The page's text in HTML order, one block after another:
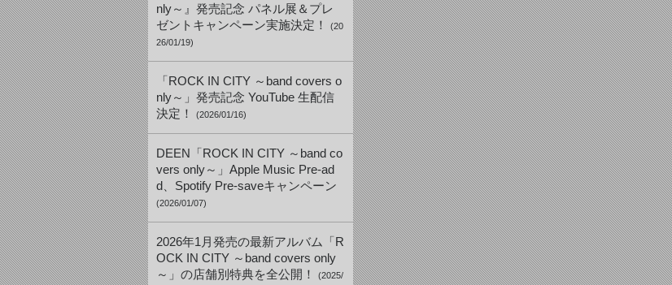
nly～』発売記念 パネル展＆プレ
ゼントキャンペーン実施決定！
(20
26/01/19)
「ROCK IN CITY ～band covers o
nly～」発売記念 YouTube 生配信
決定！
(2026/01/16)
DEEN「ROCK IN CITY ～band co
vers only～」Apple Music Pre-ad
d、Spotify Pre-saveキャンペーン
(2026/01/07)
2026年1月発売の最新アルバム「R
OCK IN CITY ～band covers only
～」の店舗別特典を全公開！
(2025/